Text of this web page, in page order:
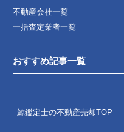
不動産会社一覧
一括査定業者一覧
おすすめ記事一覧
鯨鑑定士の不動産売却TOP